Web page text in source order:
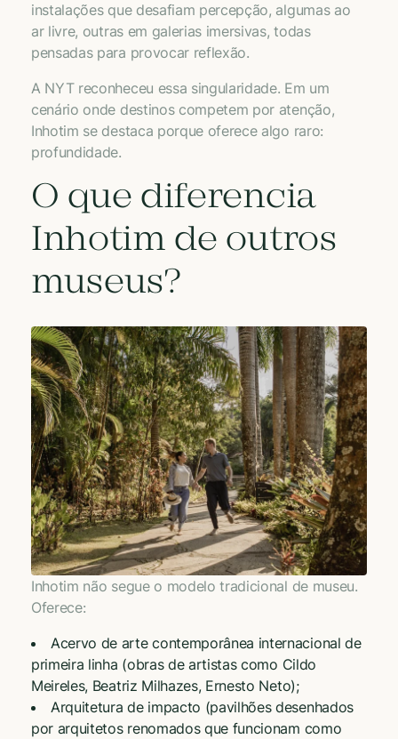
instalações que desafiam percepção, algumas ao
ar livre, outras em galerias imersivas, todas
pensadas para provocar reflexão.
A NYT reconheceu essa singularidade. Em um
cenário onde destinos competem por atenção,
Inhotim se destaca porque oferece algo raro:
profundidade.
O que diferencia
Inhotim de outros
museus?
Inhotim não segue o modelo tradicional de museu.
Oferece:
Acervo de arte contemporânea internacional de
primeira linha (obras de artistas como Cildo
Meireles, Beatriz Milhazes, Ernesto Neto);
Arquitetura de impacto (pavilhões desenhados
por arquitetos renomados que funcionam como